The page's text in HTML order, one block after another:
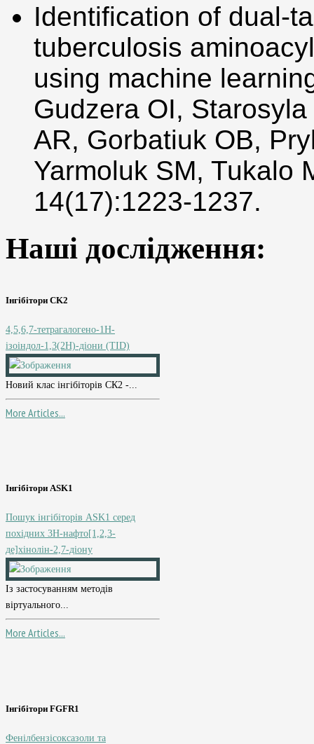
Identification of dual-
tuberculosis
using machine
Gudzera OI,
AR, Gorbatiuk OB,
Yarmoluk SM, Tukalo
14(17):1223-1237.
Наші дослідження:
Інгібітори CK2
4,5,6,7-тетрагалогено-1Н-
ізоіндол-1,3(2Н)-діони (TID)
Новий клас інгібіторів СК2 -...
More Articles...
Інгібітори ASK1
Пошук інгібіторів ASK1 серед
похідних 3H-нафто[1,2,3-
де]хінолін-2,7-діону
Із застосуванням методів
віртуального...
More Articles...
Інгібітори FGFR1
Фенілбензісоксазоли та